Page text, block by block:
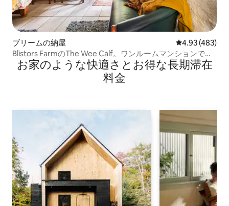
ブリームの納屋 レビュー483
4.93 (483)
Blistors FarmのThe Wee Calf。ワンルームマンションで
す。
お家のような快⁠適⁠さ⁠とお⁠得⁠な長⁠期⁠滞⁠在
料⁠金